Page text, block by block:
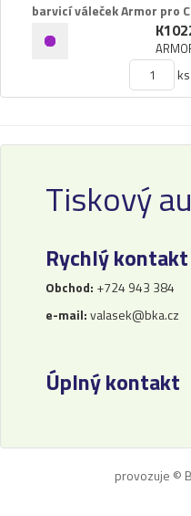
Ostatní
Label tape
Filamenty 3DW
Samolepící štítky
Textilní stuhy
Kazety pro reg. pokladny
barvicí váleček Armor pro
ks
Tiskový
Rychlý kontakt
Obchod: +724 943 384
e-mail:valasek@bka.cz
Úplný kontakt
provozuje ©